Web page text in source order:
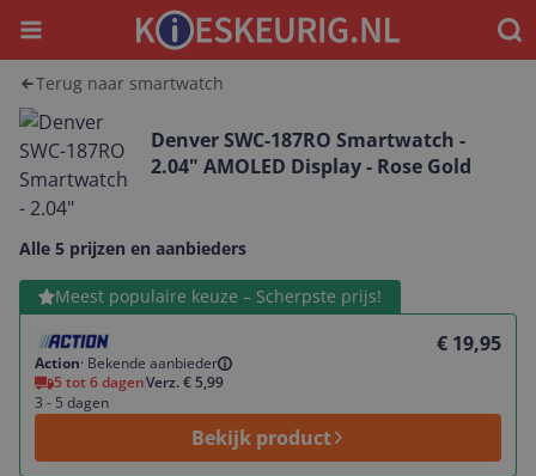
Menu
Terug naar smartwatch
Denver SWC-187RO Smartwatch -
2.04" AMOLED Display - Rose Gold
Alle 5 prijzen en aanbieders
Meest populaire keuze – Scherpste prijs!
Action· Bekende aanbieder
€ 19,95
5 tot 6 dagenVerz. € 5,99
3 - 5 dagen
Bekijk product
Bekijk product